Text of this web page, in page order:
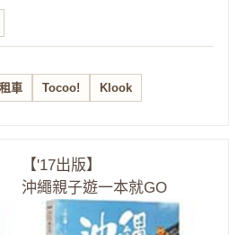
車 Tocoo! Klook
【'17出版】
沖繩親子遊一本就GO